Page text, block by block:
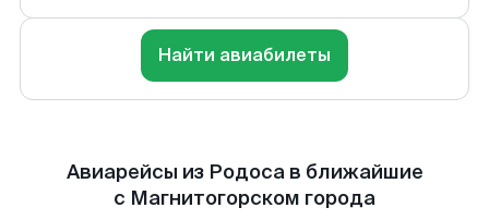
Найти авиабилеты
Авиарейсы из Родоса в ближайшие
с Магнитогорском города